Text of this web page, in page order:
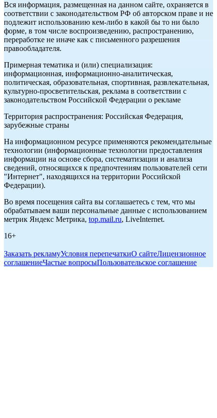
Вся информация, размещенная на данном сайте, охраняется в
соответствии с законодательством РФ об авторском праве и не
подлежит использованию кем-либо в какой бы то ни было
форме, в том числе воспроизведению, распространению,
переработке не иначе как с письменного разрешения
правообладателя.
Примерная тематика и (или) специализация:
информационная, информационно-аналитическая,
политическая, образовательная, спортивная, развлекательная,
культурно-просветительская, реклама в соответствии с
законодательством Российской Федерации о рекламе
Территория распространения: Российская Федерация,
зарубежные страны
На информационном ресурсе применяются рекомендательные
технологии (информационные технологии предоставления
информации на основе сбора, систематизации и анализа
сведений, относящихся к предпочтениям пользователей сети
"Интернет", находящихся на территории Российской
Федерации).
Во время посещения сайта вы соглашаетесь с тем, что мы
обрабатываем ваши персональные данные с использованием
метрик Яндекс Метрика, top.mail.ru, LiveInternet.
16+
Заказать рекламуУсловия перепечаткиО сайтеЛицензионное
соглашениеЧастые вопросыПользовательское соглашение